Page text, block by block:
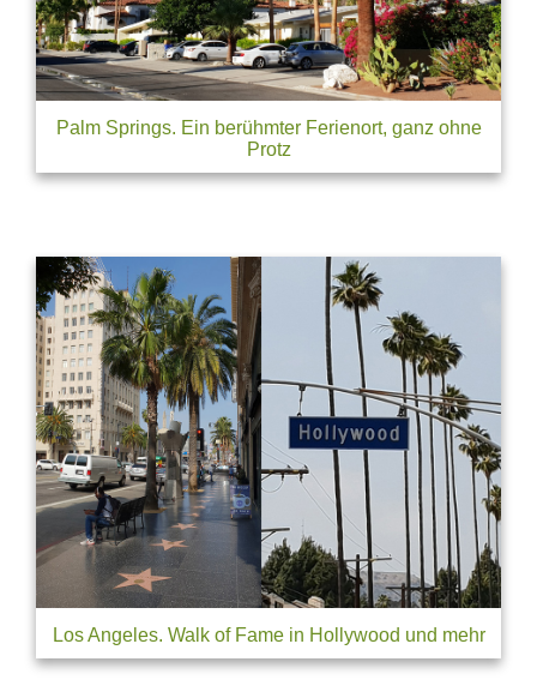
Palm Springs. Ein berühmter Ferienort, ganz ohne
Protz
Los Angeles. Walk of Fame in Hollywood und mehr